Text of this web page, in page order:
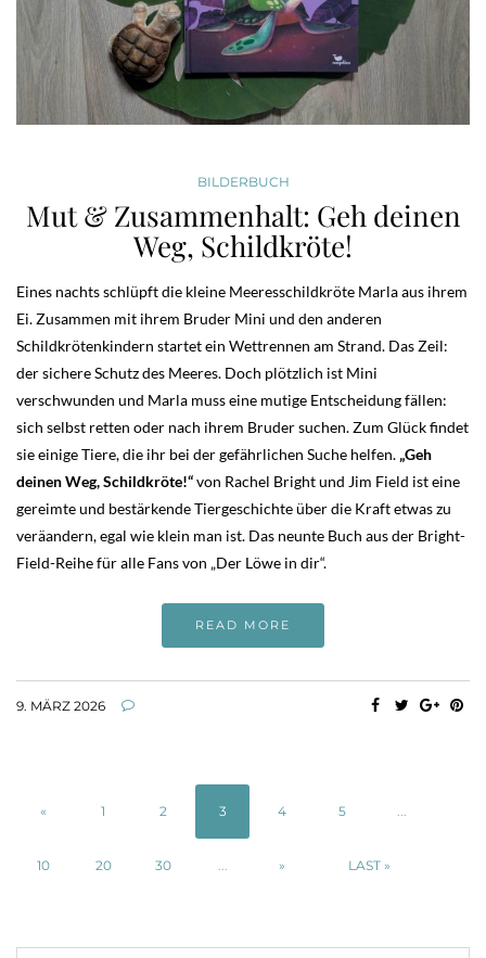
BILDERBUCH
Mut & Zusammenhalt: Geh deinen
Weg, Schildkröte!
Eines nachts schlüpft die kleine Meeresschildkröte Marla aus ihrem
Ei. Zusammen mit ihrem Bruder Mini und den anderen
Schildkrötenkindern startet ein Wettrennen am Strand. Das Zeil:
der sichere Schutz des Meeres. Doch plötzlich ist Mini
verschwunden und Marla muss eine mutige Entscheidung fällen:
sich selbst retten oder nach ihrem Bruder suchen. Zum Glück findet
sie einige Tiere, die ihr bei der gefährlichen Suche helfen. „Geh
deinen Weg, Schildkröte!“von Rachel Bright und Jim Field ist eine
gereimte und bestärkende Tiergeschichte über die Kraft etwas zu
veräandern, egal wie klein man ist. Das neunte Buch aus der Bright-
Field-Reihe für alle Fans von „Der Löwe in dir“.
READ MORE
9. MÄRZ 2026
« 1 2 3 4 5
10 20 30 » LAST »